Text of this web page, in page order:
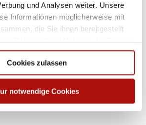
und Analysen weiter. Unsere
Informationen möglicherweise mit
die Sie ihnen bereitgestellt
Cookies zulassen
notwendige Cookies